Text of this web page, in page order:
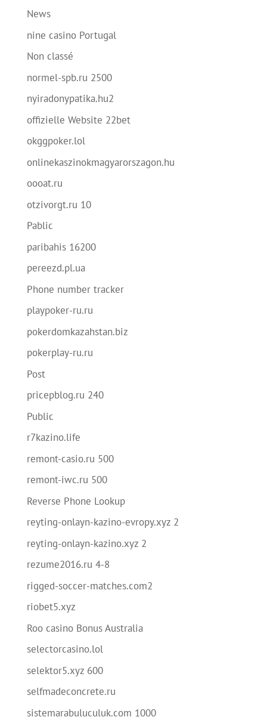
News
nine casino Portugal
Non classé
normel-spb.ru 2500
nyiradonypatika.hu2
offizielle Website 22bet
okggpoker.lol
onlinekaszinokmagyarorszagon.hu
oooat.ru
otzivorgt.ru 10
Pablic
paribahis 16200
pereezd.pl.ua
Phone number tracker
playpoker-ru.ru
pokerdomkazahstan.biz
pokerplay-ru.ru
Post
pricepblog.ru 240
Public
r7kazino.life
remont-casio.ru 500
remont-iwc.ru 500
Reverse Phone Lookup
reyting-onlayn-kazino-evropy.xyz 2
reyting-onlayn-kazino.xyz 2
rezume2016.ru 4-8
rigged-soccer-matches.com2
riobet5.xyz
Roo casino Bonus Australia
selectorcasino.lol
selektor5.xyz 600
selfmadeconcrete.ru
sistemarabuluculuk.com 1000